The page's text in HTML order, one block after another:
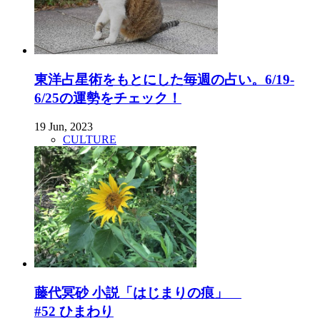
東洋占星術をもとにした毎週の占い。6/19-
6/25の運勢をチェック！
19 Jun, 2023
CULTURE
藤代冥砂 小説「はじまりの痕」
#52 ひまわり